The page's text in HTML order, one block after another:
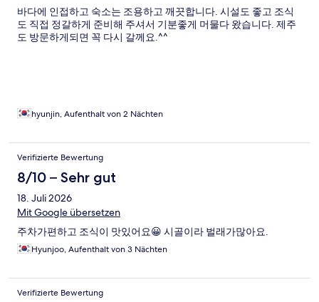
바다에 인접하고 숙소는 조용하고 깨끗합니다. 시설도 좋고 조식
도 직접 정갈하게 준비해 주셔서 기분좋게 머물다 왔습니다. 제주
도 방문하게되면 꼭 다시 갈께요.^^
hyunjin, Aufenthalt von 2 Nächten
Verifizierte Bewertung
8/10 – Sehr gut
18. Juli 2026
Mit Google übersetzen
주차가편하고 조식이 맛있어요😀 시골이라 벌래가많아요.
Hyunjoo, Aufenthalt von 3 Nächten
Verifizierte Bewertung